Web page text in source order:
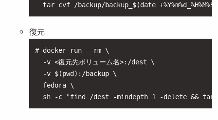
tar cvf /backup/backup_$(date
復元
# docker run --rm \
  -v <復元先ボリューム名>:/dest \
  -v $(pwd):/backup \
  fedora \
sh -c "find /dest -mindepth 1 -delete && tar